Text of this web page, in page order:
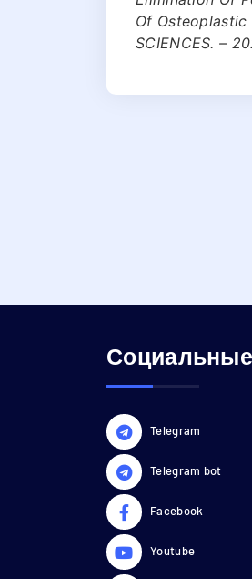
Of Osteoplastic
SCIENCES. –
Социальные
Telegram
Telegram bot
Facebook
Youtube